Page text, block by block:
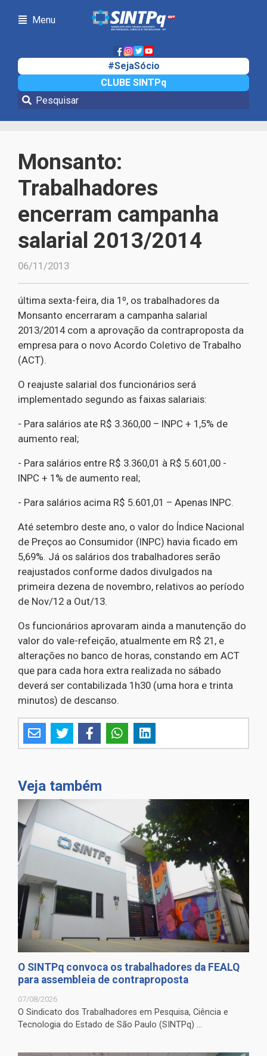
Menu
#SejaSócio
CLUBE SINTPq
Notícias
Monsanto:
Trabalhadores
encerram campanha
salarial 2013/2014
06/11/2013
última sexta-feira, dia 1º, os trabalhadores da
Monsanto encerraram a campanha salarial
2013/2014 com a aprovação da contraproposta da
empresa para o novo Acordo Coletivo de Trabalho
(ACT).
O reajuste salarial dos funcionários será
implementado segundo as faixas salariais:
- Para salários ate R$ 3.360,00 – INPC + 1,5% de
aumento real;
- Para salários entre R$ 3.360,01 à R$ 5.601,00 -
INPC + 1% de aumento real;
- Para salários acima R$ 5.601,01 – Apenas INPC.
Até setembro deste ano, o valor do Índice Nacional
de Preços ao Consumidor (INPC) havia ficado em
5,69%. Já os salários dos trabalhadores serão
reajustados conforme dados divulgados na
primeira dezena de novembro, relativos ao período
de Nov/12 a Out/13.
Os funcionários aprovaram ainda a manutenção do
valor do vale-refeição, atualmente em R$ 21, e
alterações no banco de horas, constando em ACT
que para cada hora extra realizada no sábado
deverá ser contabilizada 1h30 (uma hora e trinta
minutos) de descanso.
Veja também
O SINTPq convoca os trabalhadores da FEALQ
para assembleia de contraproposta
07/08/2026
O Sindicato dos Trabalhadores em Pesquisa, Ciência e
Tecnologia do Estado de São Paulo (SINTPq) ...